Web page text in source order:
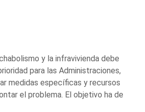
y la infravivienda debe
para las Administraciones,
medidas específicas y recursos
el problema. El objetivo ha de